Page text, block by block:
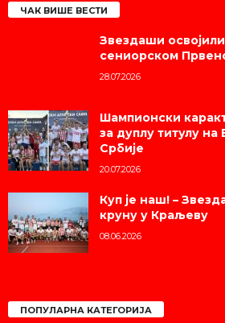
ЧАК ВИШЕ ВЕСТИ
Звездаши
сениорском
28.07.2026
Шампионски
за дуплу титулу
Србије
20.07.2026
Куп је наш! –
круну у Краљеву
08.06.2026
ПОПУЛАРНА КАТЕГОРИЈА